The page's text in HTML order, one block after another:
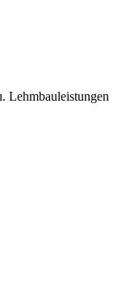
Lehmbauleistungen